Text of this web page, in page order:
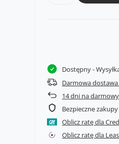
Dostępny-
Darmowa dostawa
14dni na
Bezpieczne zakupy
Oblicz ratę dla
Oblicz ratę dla